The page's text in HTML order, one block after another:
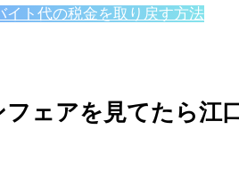
イト代の税金を取り戻す方法
フェアを見てたら